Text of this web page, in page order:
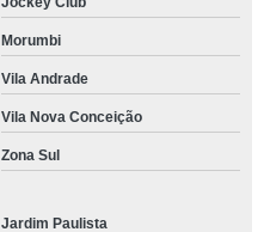
Morumbi
Vila Andrade
Vila Nova Conceição
Zona Sul
Jardim Paulista